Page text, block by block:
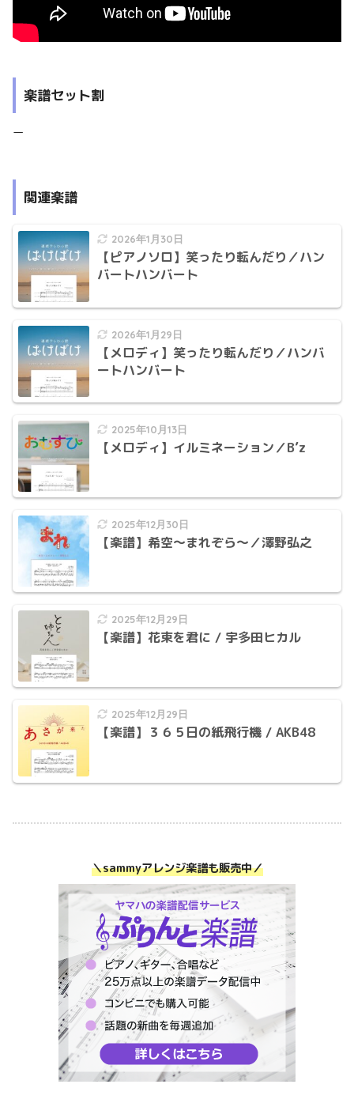
楽譜セット割
ー
関連楽譜
2026年1月30日
【ピアノソロ】笑ったり転んだり／ハン
バートハンバート
2026年1月29日
【メロディ】笑ったり転んだり／ハンバ
ートハンバート
2025年10月13日
【メロディ】イルミネーション／B’z
2025年12月30日
【楽譜】希空〜まれぞら〜／澤野弘之
2025年12月29日
【楽譜】花束を君に / 宇多田ヒカル
2025年12月29日
【楽譜】３６５日の紙飛行機 / AKB48
＼sammyアレンジ楽譜も販売中／